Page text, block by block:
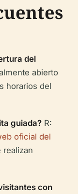
del
abierto
horarios del
guiada? R:
oficial del
realizan
con